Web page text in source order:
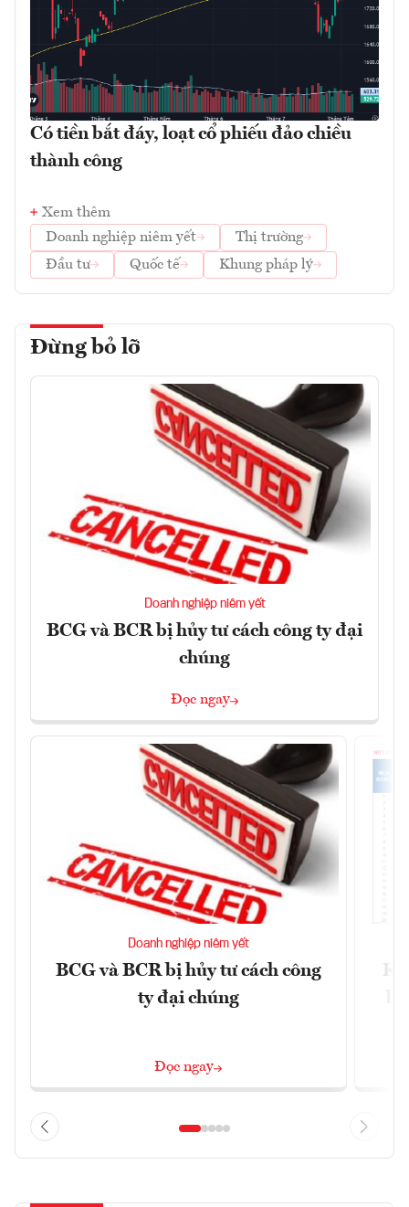
Có tiền bắt đáy, loạt cổ phiếu đảo chiều
thành công
Xem thêm
Doanh nghiệp niêm yết
Thị trường
Đầu tư
Quốc tế Khung pháp lý
Đừng bỏ lỡ
Doanh nghiệp niêm yết
BCG và BCR bị hủy tư cách công ty đại
chúng
Đọc ngay
Doanh nghiệp niêm yết
BCG và BCR bị hủy tư cách công
ty đại chúng
Đọc ngay